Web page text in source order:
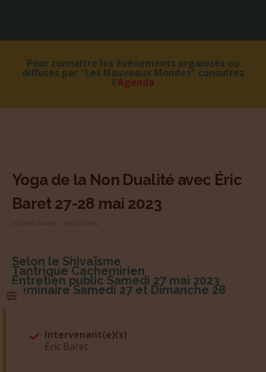
Pour connaître les événements organisés ou
diffusés par "Les Nouveaux Mondes" consultez
l'Agenda
Yoga de la Non Dualité avec Éric
Baret 27-28 mai 2023
Selon le Shivaïsme
Tantrique Cachemirien
Entretien public Samedi 27 mai 2023
Séminaire Samedi 27 et Dimanche 28
Intervenant(e)(s)
Éric Baret